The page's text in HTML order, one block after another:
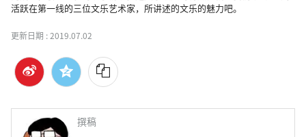
活跃在第一线的三位文乐艺术家，所讲述的文乐的魅力吧。
更新日期 :2019.07.02
撰稿